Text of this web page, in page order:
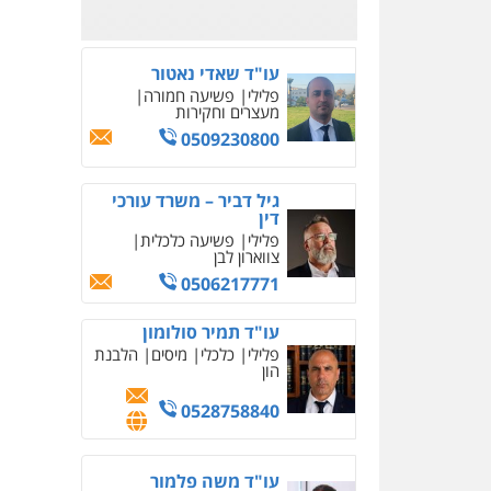
0547780927
עו"ד אסף גונן
פלילי פשע חמור תעבורה
צבא מעצרים וחקירות
0542255161
גל דהן – משרד עורך דין
פלילי
פלילי פשיעה חמורה
סמים מעצרים וחקירות
0544723840
עו"ד ראוף נג'אר
עורכי דין לענייני
אסירים מעצרים סמים
0548009246